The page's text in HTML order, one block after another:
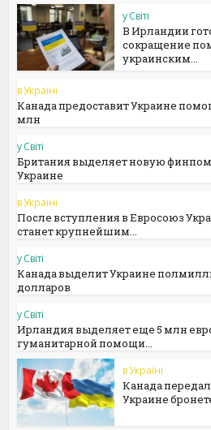
у Світі
В Ирландии
сокращение
украинским...
в Україні
Канада предоставит Украине
млн
у Світі
Британия выделяет новую
Украине
в Україні
После вступления в Евросоюз
станет крупнейшим...
у Світі
Канада выделит Украине
долларов
у Світі
Ирландия выделяет еще 5 млн
гуманитарной помощи...
в Україні
Канада
Украине